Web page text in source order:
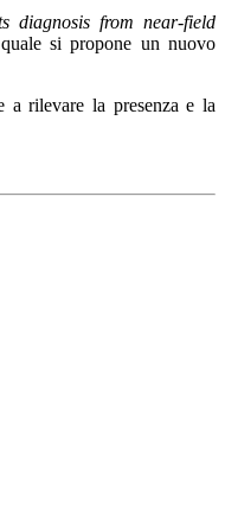
diagnosis from near-field
si propone un nuovo
a rilevare la presenza e la